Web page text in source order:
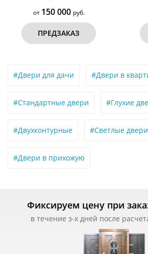
от50 000
ПРЕДЗАКАЗ
#Двери для дачи #Двери в
#Стандартные двери #Глухие
#Двухконтурные #Светлые двери
#Двери в прихожую
Фиксируем цену при
в течение з-х дней после